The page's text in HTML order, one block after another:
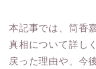
本記事では、筒香
真相について詳し
戻った理由や、今